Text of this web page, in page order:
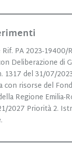
PA 2023-19400/
Deliberazione di
1317 del 31/07/
con risorse del
Regione Emilia-
2027 Priorità 2.